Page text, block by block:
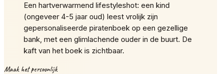
Een hartverwarmend lifestyleshot: een kind
(ongeveer 4-5 jaar oud) leest vrolijk zijn
gepersonaliseerde piratenboek op een gezellige
bank, met een glimlachende ouder in de buurt. De
kaft van het boek is zichtbaar.
Maak het persoonlijk